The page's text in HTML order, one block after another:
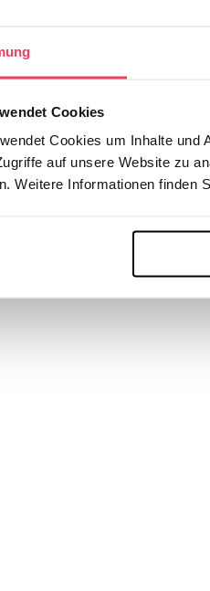
Cookies
Cookies um Inhalte und
auf unsere Website zu
Weitere Informationen finden